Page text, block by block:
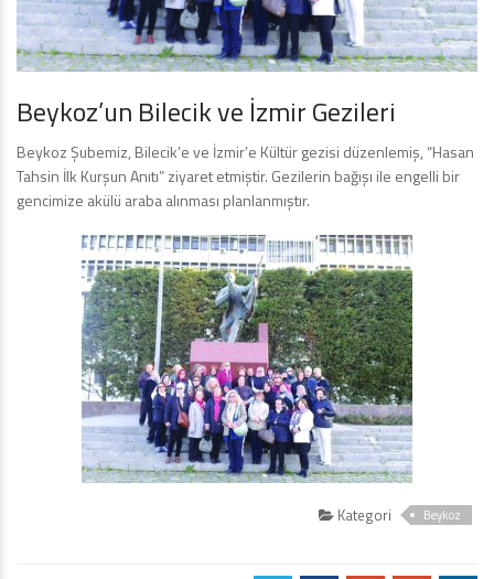
Beykoz’un Bilecik ve İzmir Gezileri
Beykoz Şubemiz, Bilecik’e ve İzmir’e Kültür gezisi düzenlemiş, “Hasan
Tahsin İlk Kurşun Anıtı” ziyaret etmiştir. Gezilerin bağışı ile engelli bir
gencimize akülü araba alınması planlanmıştır.
Kategori Beykoz